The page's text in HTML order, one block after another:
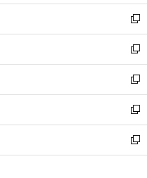
開
く
ウ
で
開
く
ン
ド
ウ
で
開
く
ウ
ィ
ン
ド
ウ
で
開
く
し
い
ウ
ィ
ン
ド
ウ
で
開
く
新
し
い
ウ
ィ
ン
ド
ウ
で
開
新
し
い
ウ
ィ
ン
ド
ウ
新
し
い
ウ
ィ
ン
新
し
い
ウ
新
し